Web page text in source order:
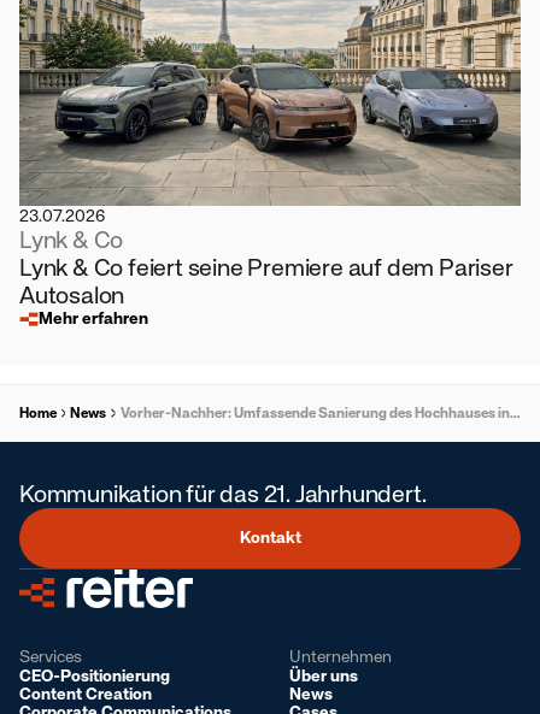
23.07.2026
Lynk & Co
Lynk & Co feiert seine Premiere auf dem Pariser
Autosalon
Mehr erfahren
Home News Vorher-Nachher: Umfassende Sanierung des Hochhauses in der Arnold-Luschin-Gasse
Kommunikation für das 21. Jahrhundert.
Kontakt
Services
CEO-Positionierung
Content Creation
Unternehmen
Über uns
News